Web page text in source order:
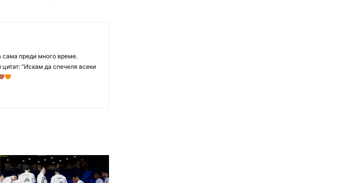
сама преди много време.
"Искам да спечеля всеки